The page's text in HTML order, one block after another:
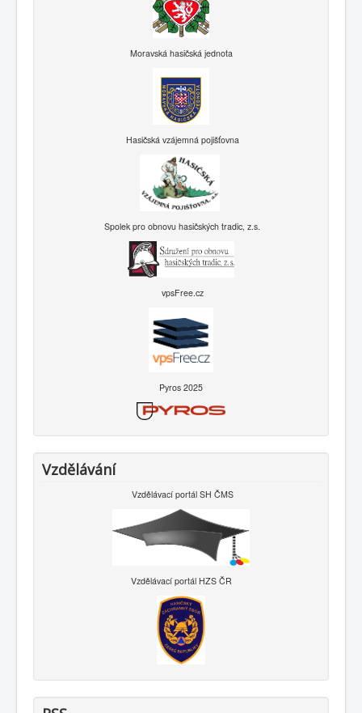
Moravská hasičská jednota
Hasičská vzájemná pojišťovna
Spolek pro obnovu hasičských tradic, z.s.
vpsFree.cz
Pyros 2025
Vzdělávání
Vzdělávací portál SH ČMS
Vzdělávací portál HZS ČR